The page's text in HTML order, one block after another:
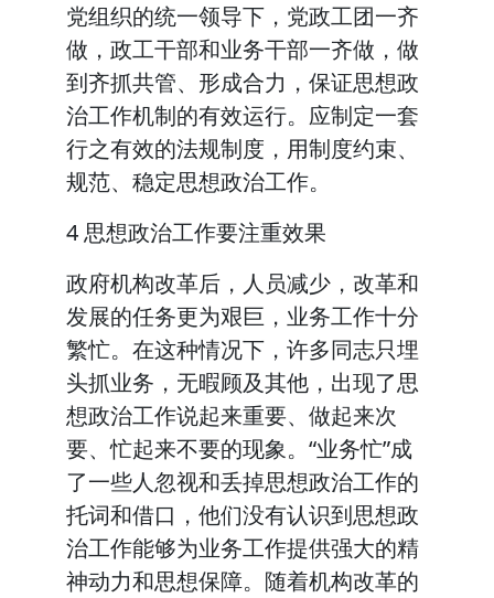
党组织的统一领导下，党政工团一齐
做，政工干部和业务干部一齐做，做
到齐抓共管、形成合力，保证思想政
治工作机制的有效运行。应制定一套
行之有效的法规制度，用制度约束、
规范、稳定思想政治工作。
4 思想政治工作要注重效果
政府机构改革后，人员减少，改革和
发展的任务更为艰巨，业务工作十分
繁忙。在这种情况下，许多同志只埋
头抓业务，无暇顾及其他，出现了思
想政治工作说起来重要、做起来次
要、忙起来不要的现象。“业务忙”成
了一些人忽视和丢掉思想政治工作的
托词和借口，他们没有认识到思想政
治工作能够为业务工作提供强大的精
神动力和思想保障。随着机构改革的